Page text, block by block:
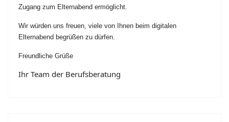
Zugang zum Elternabend ermöglicht.
Wir würden uns freuen, viele von Ihnen beim digitalen
Elternabend begrüßen zu dürfen.
Freundliche Grüße
Ihr Team der Berufsberatung